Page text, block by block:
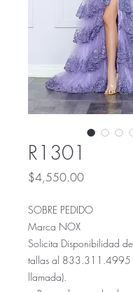
R1301
$4,550.00Precio
SOBRE PEDIDO
Marca NOX
Solicita Disponibilidad
tallas al 833.311.4995
llamada).